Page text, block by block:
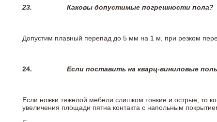
23. Каковы допустимые погрешности пола?
Допустим плавный перепад до 5 мм на 1 м, при резком
24. Если поставить на кварц-виниловые
Если ножки тяжелой мебели слишком тонкие и острые, то
увеличения площади пятна контакта с напольным